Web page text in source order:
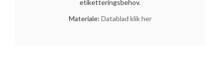
etiketteringsbehov.
Materiale: Datablad klik her